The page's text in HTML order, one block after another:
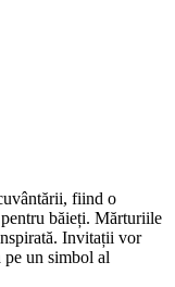
fiind o
băieți. Mărturiile
Invitații vor
pe un simbol al